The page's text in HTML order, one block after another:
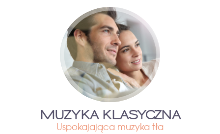
MUZYKA KLASYCZNA
Uspokajająca muzyka tła